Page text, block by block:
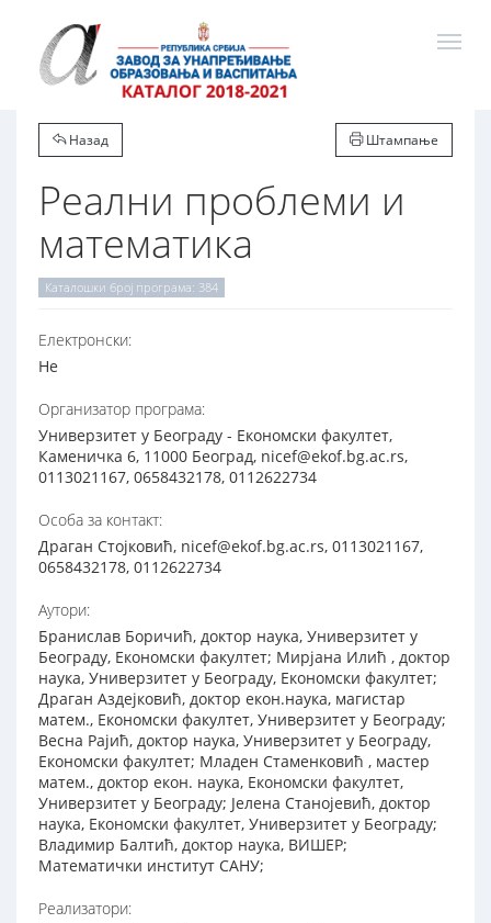
Назад Штампање
Реални проблеми и
математика
Каталошки број програма: 384
Електронски:
Не
Организатор програма:
Универзитет у Београду - Економски факултет,
Каменичка 6, 11000 Београд, nicef@ekof.bg.ac.rs,
0113021167, 0658432178, 0112622734
Особа за контакт:
Драган Стојковић, nicef@ekof.bg.ac.rs, 0113021167,
0658432178, 0112622734
Аутори:
Бранислав Боричић, доктор наука, Универзитет у
Београду, Економски факултет; Мирјана Илић , доктор
наука, Универзитет у Београду, Економски факултет;
Драган Аздејковић, доктор екон.наука, магистар
матем., Економски факултет, Универзитет у Београду;
Весна Рајић, доктор наука, Универзитет у Београду,
Економски факултет; Младен Стаменковић , мастер
матем., доктор екон. наука, Економски факултет,
Универзитет у Београду; Јелена Станојевић, доктор
наука, Економски факултет, Универзитет у Београду;
Владимир Балтић, доктор наука, ВИШЕР;
Математички институт САНУ;
Реализатори: